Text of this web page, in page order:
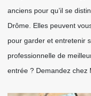
anciens pour qu’il se
Drôme. Elles peuvent
pour garder et entretenir
professionnelle de
entrée ? Demandez chez